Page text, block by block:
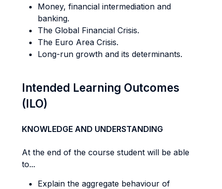
Money, financial intermediation and
banking.
The Global Financial Crisis.
The Euro Area Crisis.
Long-run growth and its determinants.
Intended Learning Outcomes
(ILO)
KNOWLEDGE AND UNDERSTANDING
At the end of the course student will be able
to...
Explain the aggregate behaviour of